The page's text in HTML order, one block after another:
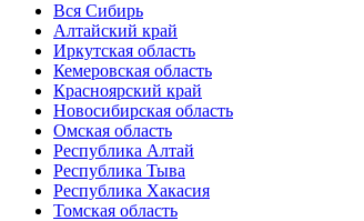
Вся Сибирь
Алтайский край
Иркутская область
Кемеровская область
Красноярский край
Новосибирская область
Омская область
Республика Алтай
Республика Тыва
Республика Хакасия
Томская область